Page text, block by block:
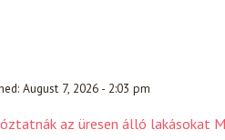
August 7, 2026 - 2:03 pm
az üresen álló lakásokat